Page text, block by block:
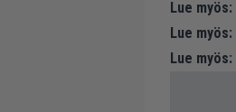
Lue myös:
Lue myös:
Lue myös: